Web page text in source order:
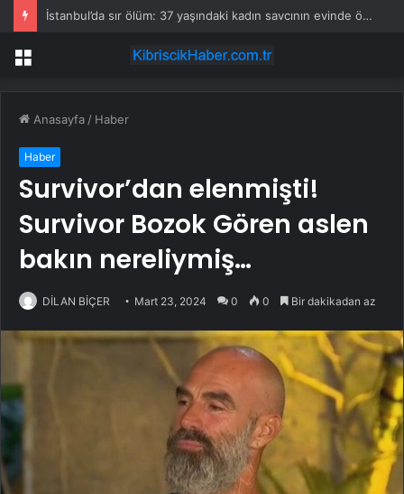
İstanbul’da sır ölüm: 37 yaşındaki kadın savcının evinde ölü bulundu!
Menü
Anasayfa / Haber
Haber
Survivor’dan elenmişti!
Survivor Bozok Gören aslen
bakın nereliymiş…
DİLAN BİÇER Mart 23, 2024 0 0 Bir dakikadan az